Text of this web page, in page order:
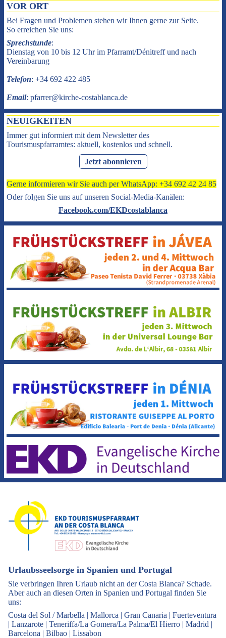
VOR ORT
Bei Fragen und Problemen stehen wir Ihnen gerne zur Seite.
So erreichen Sie uns:
Sprechstunde:
Dienstag von 10 bis 12 Uhr im Pfarramt/Dénitreff und nach
Vereinbarung
Telefon: +34 692 422 485
Email: pfarrer@kirche-costablanca.de
NEUIGKEITEN
Immer gut informiert mit dem Newsletter des
Tourismuspfarramtes: aktuell, kostenlos und schnell.
Jetzt abonnieren
Gerne informieren wir Sie auch per WhatsApp: +34 692 42 24 85
Oder folgen Sie uns auf unseren Social-Media-Kanälen:
Facebook.com/EKDcostablanca
Urlaubsseelsorge in Spanien und Portugal
Sie verbringen Ihren Urlaub nicht an der Costa Blanca? Schade.
Aber auch an diesen Orten in Spanien und Portugal finden Sie
uns:
Costa del Sol / Marbella | Mallorca | Gran Canaria | Fuerteventura
| Lanzarote | Teneriffa/La Gomera/La Palma/El Hierro | Madrid |
Barcelona | Bilbao | Lissabon